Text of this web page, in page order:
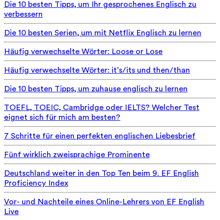
Die 10 besten Tipps, um Ihr gesprochenes Englisch zu
verbessern
Die 10 besten Serien, um mit Netflix Englisch zu lernen
Häufig verwechselte Wörter: Loose or Lose
Häufig verwechselte Wörter: it’s/its und then/than
Die 10 besten Tipps, um zuhause englisch zu lernen
TOEFL, TOEIC, Cambridge oder IELTS? Welcher Test
eignet sich für mich am besten?
7 Schritte für einen perfekten englischen Liebesbrief
Fünf wirklich zweisprachige Prominente
Deutschland weiter in den Top Ten beim 9. EF English
Proficiency Index
Vor- und Nachteile eines Online-Lehrers von EF English
Live